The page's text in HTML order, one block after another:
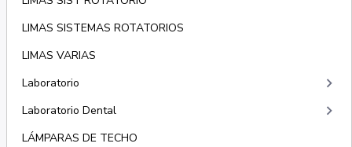
LIMAS SISTEMAS ROTATORIOS
LIMAS VARIAS
Laboratorio
keyboard_arrow_right
Laboratorio Dental keyboard_arrow_right
LÁMPARAS DE TECHO